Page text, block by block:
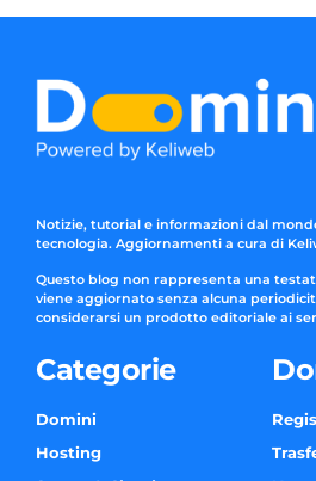
Notizie, tutorial e informazioni dal
tecnologia. Aggiornamenti a cura di
Questo blog non rappresenta una
viene aggiornato senza alcuna
considerarsi un prodotto editoriale ai
Categorie
Domini
Hosting